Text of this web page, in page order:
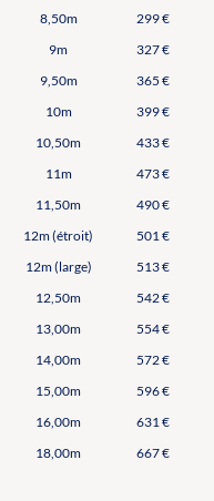
8,50m
299 €
9m
327 €
9,50m
365 €
10m
399 €
10,50m
433 €
11m
473 €
11,50m
490 €
12m (étroit)
501 €
12m (large)
513 €
12,50m
542 €
13,00m
554 €
14,00m
572 €
15,00m
596 €
16,00m
631 €
18,00m
667 €